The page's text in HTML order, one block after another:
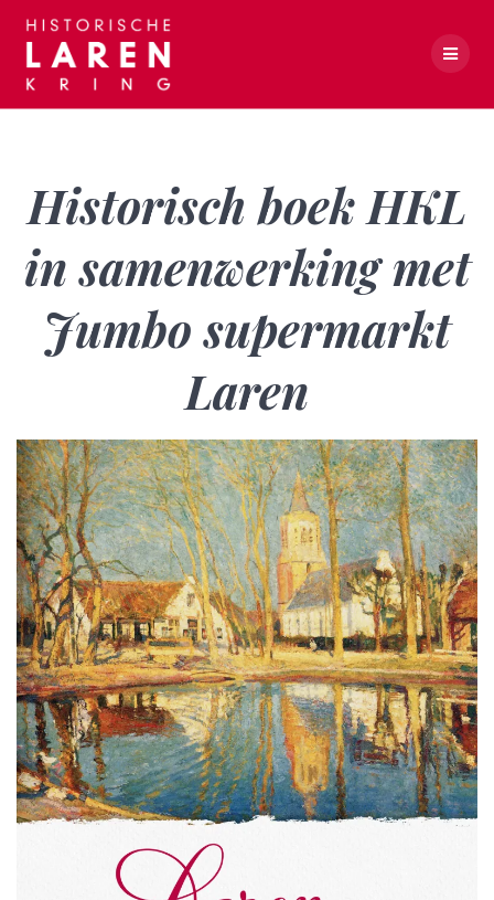
Historisch boek HKL
in samenwerking met
Jumbo supermarkt
Laren